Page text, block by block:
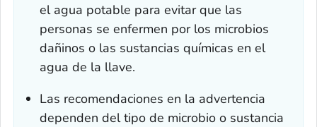
el agua potable para evitar que las
personas se enfermen por los microbios
dañinos o las sustancias químicas en el
agua de la llave.
Las recomendaciones en la advertencia
dependen del tipo de microbio o sustancia